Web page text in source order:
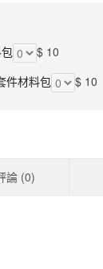
$ 10
件材料包
$ 10
論 (0)